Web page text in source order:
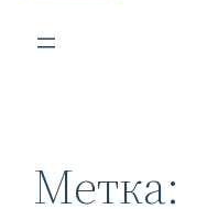
Метка: